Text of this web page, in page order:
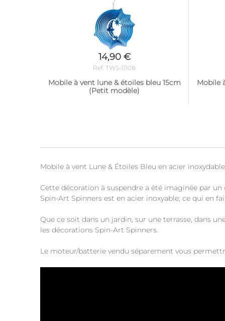
14,90 €
Ref. TWS-0108
Mobile à vent lune & étoiles bleu 15cm
(Petit modèle)
Mobile
Mobile à vent Lune & Étoiles Bleu en acier
Cette décoration à suspendre a été imaginée par
Spin-Art Spinners est en acier inoxyable, ce qui en
Que ce soit dans un jardin, sur une terrasse, dans
les décorations Spin-Art Spinners.
Le moteur/batterie vendu séparement vous